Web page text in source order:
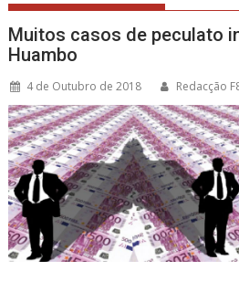
Muitos casos de peculato
Huambo
4 de Outubro de 2018 Redacção